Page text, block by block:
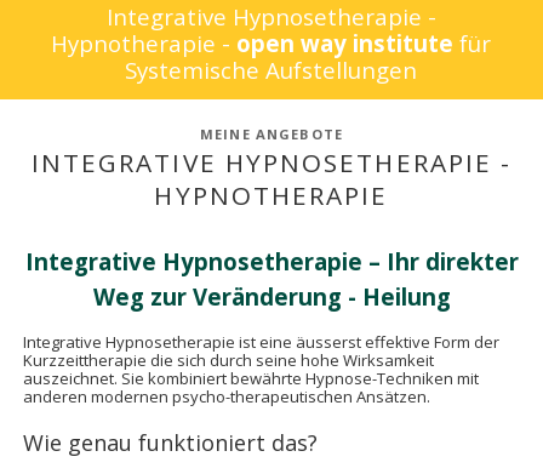
Integrative Hypnosetherapie -
Hypnotherapie - open way institutefür
Systemische Aufstellungen
MEINE ANGEBOTE
INTEGRATIVE HYPNOSETHERAPIE -
HYPNOTHERAPIE
Integrative Hypnosetherapie – Ihr direkter
Weg zur Veränderung - Heilung
Integrative Hypnosetherapie ist eine äusserst effektive Form der
Kurzzeittherapie die sich durch seine hohe Wirksamkeit
auszeichnet. Sie kombiniert bewährte Hypnose-Techniken mit
anderen modernen psycho-therapeutischen Ansätzen.
Wie genau funktioniert das?